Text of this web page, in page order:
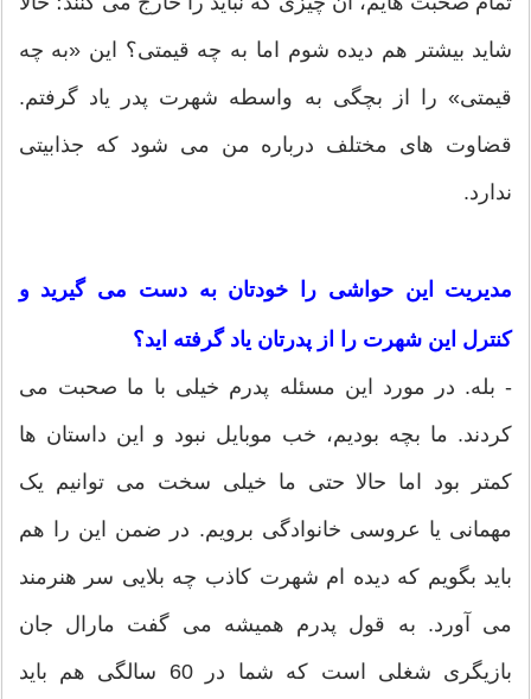
شاید بیشتر هم دیده شوم اما به چه قیمتی؟ این «به چه
قیمتی» را از بچگی به واسطه شهرت پدر یاد گرفتم.
قضاوت های مختلف درباره من می شود که جذابیتی
ندارد.
مدیریت این حواشی را خودتان به دست می گیرید و
کنترل این شهرت را از پدرتان یاد گرفته اید؟
- بله. در مورد این مسئله پدرم خیلی با ما صحبت می
کردند. ما بچه بودیم، خب موبایل نبود و این داستان ها
کمتر بود اما حالا حتی ما خیلی سخت می توانیم یک
مهمانی یا عروسی خانوادگی برویم. در ضمن این را هم
باید بگویم که دیده ام شهرت کاذب چه بلایی سر هنرمند
می آورد. به قول پدرم همیشه می گفت مارال جان
بازیگری شغلی است که شما در 60 سالگی هم باید